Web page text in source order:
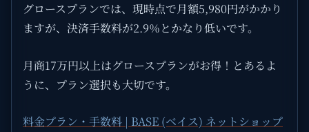
グロースプランでは、現時点で月額5,980円がかかり
ますが、決済手数料が2.9％とかなり低いです。
月商17万円以上はグロースプランがお得！とあるよ
うに、プラン選択も大切です。
料金プラン・手数料 | BASE (ベイス) ネットショップ